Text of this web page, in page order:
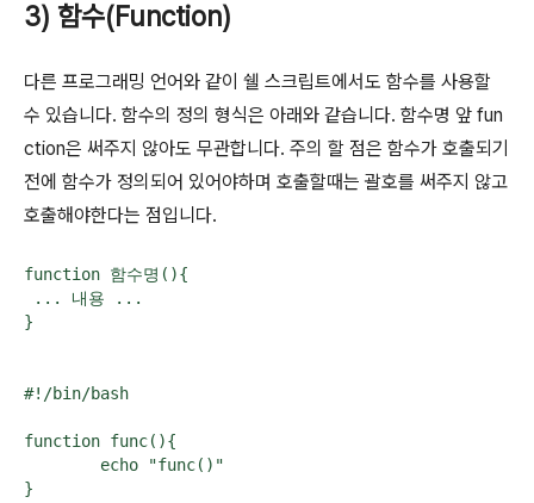
3) 함수(Function)
다른 프로그래밍 언어와 같이 쉘 스크립트에서도 함수를 사용할
수 있습니다. 함수의 정의 형식은 아래와 같습니다. 함수명 앞 fun
ction은 써주지 않아도 무관합니다. 주의 할 점은 함수가 호출되기
전에 함수가 정의되어 있어야하며 호출할때는 괄호를 써주지 않고
호출해야한다는 점입니다.
function 함수명(){
... 내용 ...
}
#!/bin/bash
function func(){
        echo "func()"
}